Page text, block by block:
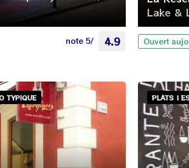
note 5/ 4.9
Lake &
Ouvert
TYPIQUE PLATS |